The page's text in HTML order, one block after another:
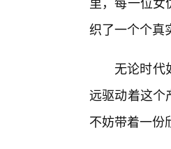
织了一个个真
无论时代
远驱动着这个
不妨带着一份